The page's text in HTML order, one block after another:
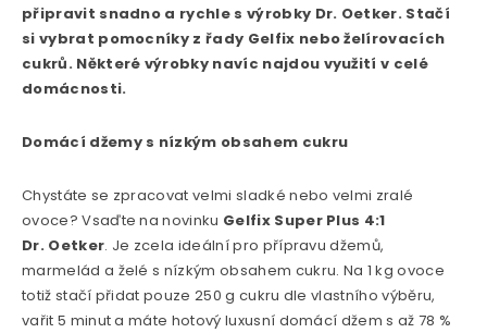
připravit snadno a rychle s výrobky Dr. Oetker. Stačí
si vybrat pomocníky z řady Gelfix nebo želírovacích
cukrů. Některé výrobky navíc najdou využití v celé
domácnosti.
Domácí džemy s nízkým obsahem cukru
Chystáte se zpracovat velmi sladké nebo velmi zralé
ovoce? Vsaďte na novinku Gelfix Super Plus 4:1
Dr. Oetker. Je zcela ideální pro přípravu džemů,
marmelád a želé s nízkým obsahem cukru. Na 1 kg ovoce
totiž stačí přidat pouze 250 g cukru dle vlastního výběru,
vařit 5 minut a máte hotový luxusní domácí džem s až 78 %